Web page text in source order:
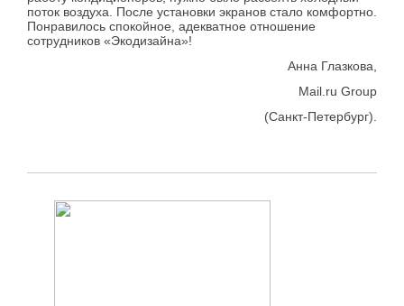
поток воздуха. После установки экранов стало комфортно.
Понравилось спокойное, адекватное отношение
сотрудников «Экодизайна»!
Анна Глазкова,
Mail.ru Group
(Санкт-Петербург).